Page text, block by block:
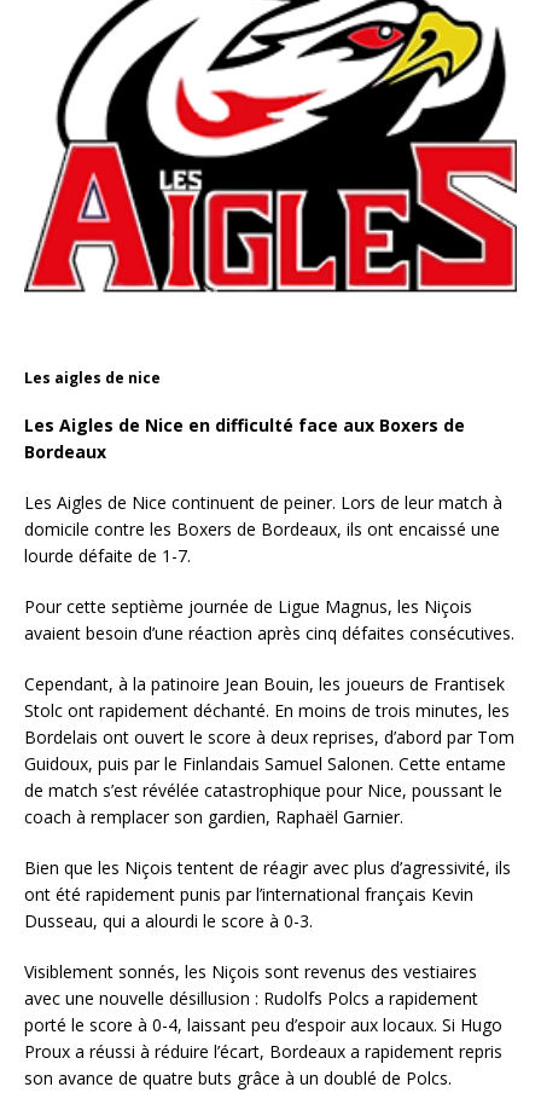
Les aigles de nice
Les Aigles de Nice en difficulté face aux Boxers de
Bordeaux
Les Aigles de Nice continuent de peiner. Lors de leur match à
domicile contre les Boxers de Bordeaux, ils ont encaissé une
lourde défaite de 1-7.
Pour cette septième journée de Ligue Magnus, les Niçois
avaient besoin d’une réaction après cinq défaites consécutives.
Cependant, à la patinoire Jean Bouin, les joueurs de Frantisek
Stolc ont rapidement déchanté. En moins de trois minutes, les
Bordelais ont ouvert le score à deux reprises, d’abord par Tom
Guidoux, puis par le Finlandais Samuel Salonen. Cette entame
de match s’est révélée catastrophique pour Nice, poussant le
coach à remplacer son gardien, Raphaël Garnier.
Bien que les Niçois tentent de réagir avec plus d’agressivité, ils
ont été rapidement punis par l’international français Kevin
Dusseau, qui a alourdi le score à 0-3.
Visiblement sonnés, les Niçois sont revenus des vestiaires
avec une nouvelle désillusion : Rudolfs Polcs a rapidement
porté le score à 0-4, laissant peu d’espoir aux locaux. Si Hugo
Proux a réussi à réduire l’écart, Bordeaux a rapidement repris
son avance de quatre buts grâce à un doublé de Polcs.